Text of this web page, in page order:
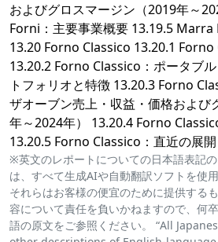
およびグロスマージン（2019年～
Forni：主要事業概要 13.19.5 Marra
13.20 Forno Classico 13.20.1 Forno
13.20.2 Forno Classico：ポータブ
トフォリオと特徴 13.20.3 Forno
ザオーブン売上・収益・価格および
年～2024年） 13.20.4 Forno
13.20.5 Forno Classico：直近の展
※英文のレポートについての日本語表記
は、すべて生成AIや自動翻訳ソフトを使
それらはお客様の便宜のために提供する
容について責任を負いかねますので、何
語の原文をご参照ください。 “All